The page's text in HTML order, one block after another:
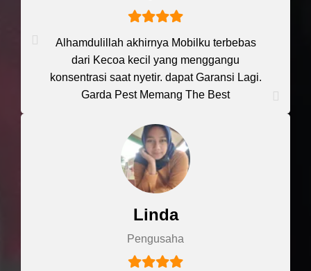
Alhamdulillah akhirnya Mobilku terbebas
dari Kecoa kecil yang menggangu
konsentrasi saat nyetir. dapat Garansi Lagi.
Garda Pest Memang The Best
Linda
Pengusaha